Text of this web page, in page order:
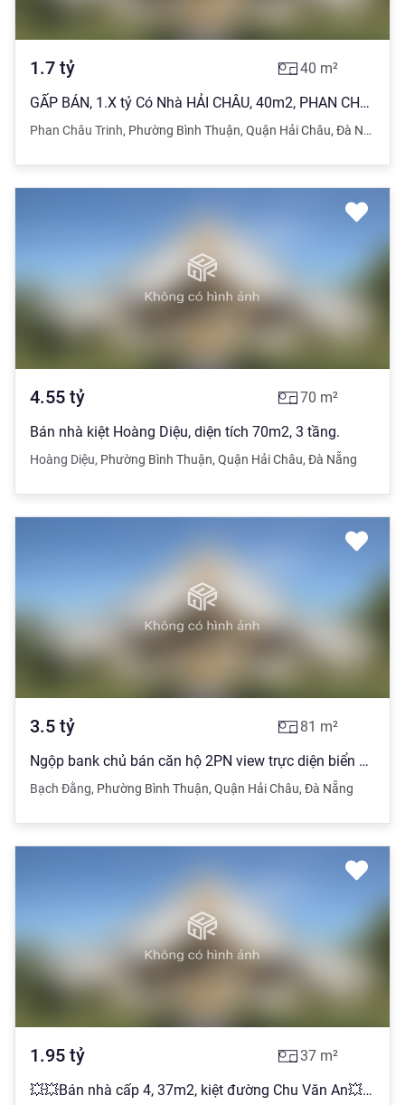
1.7 tỷ 40 m²
GẤP BÁN, 1.X tỷ Có Nhà HẢI CHÂU, 40m2, PHAN CHÂU TRINH.
Phan Châu Trinh, Phường Bình Thuận, Quận Hải Châu, Đà Nẵng
4.55 tỷ 70 m²
Bán nhà kiệt Hoàng Diệu, diện tích 70m2, 3 tầng.
Hoàng Diệu, Phường Bình Thuận, Quận Hải Châu, Đà Nẵng
3.5 tỷ 81 m²
Ngộp bank chủ bán căn hộ 2PN view trực diện biển 85m2 tầng 26 lỗ 800tr
Bạch Đằng, Phường Bình Thuận, Quận Hải Châu, Đà Nẵng
1.95 tỷ 37 m²
💥💥Bán nhà cấp 4, 37m2, kiệt đường Chu Văn An💥💥 *Phường Bình Thuận